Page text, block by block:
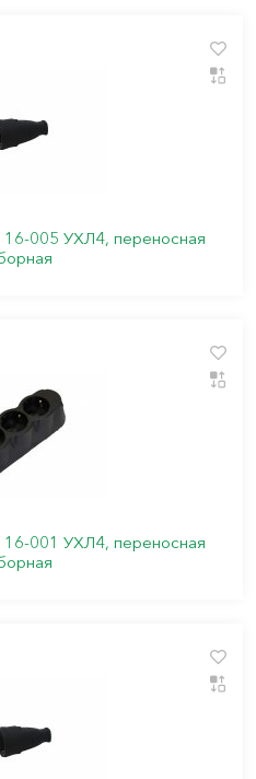
16-005 УХЛ4, переносная
16-001 УХЛ4, переносная